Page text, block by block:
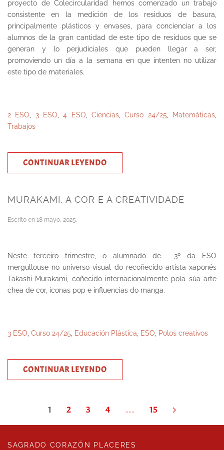
proyecto de Colecircularidad hemos comenzado un trabajo
consistente en la medición de los residuos de basura,
principalmente plásticos y envases, para concienciar a los
alumnos de la gran cantidad de este tipo de residuos que se
generan y lo perjudiciales que pueden llegar a ser,
promoviendo un día a la semana en que intenten no utilizar
este tipo de materiales.
2 ESO 3 ESO ,4 ESO ,Ciencias ,Curso 24/25 Matemáticas
Trabajos
CONTINUAR LEYENDO
MURAKAMI, A COR E A CREATIVIDADE
Escrito en 18 mayo, 2025
Neste terceiro trimestre, o alumnado de 3º da ESO
mergullouse no universo visual do recoñecido artista xaponés
Takashi Murakami, coñecido internacionalmente pola súa arte
chea de cor, iconas pop e influencias do manga.
3 ESO Curso 24/25 Educación Plástica ESO Polos creativos
CONTINUAR LEYENDO
1 2 3 4 … 15
SAGRADO CORAZÓN PLACERES